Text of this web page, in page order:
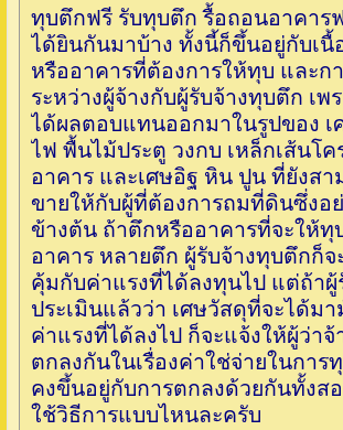
ทุบตึกฟรี รับทุบตึก รื้อถอนอาคาร
ได้ยินกันมาบ้าง ทั้งนี้ก็ขึ้นอยู่กับเนื้
หรืออาคารที่ต้องการให้ทุบ และก
ระหว่างผู้จ้างกับผู้รับจ้างทุบตึก เพ
ได้ผลตอบแทนออกมาในรูปของ เ
ไฟ พื้นไม้ประตู วงกบ เหล็กเส้นโค
อาคาร และเศษอิฐ หิน ปูน ที่ยังสา
ขายให้กับผู้ที่ต้องการถมที่ดินซึ่งอ
ข้างต้น ถ้าตึกหรืออาคารที่จะให้
อาคาร หลายตึก ผู้รับจ้างทุบตึกก็จ
คุ้มกับค่าแรงที่ได้ลงทุนไป แต่ถ้า
ประเมินแล้วว่า เศษวัสดุที่จะได้ม
ค่าแรงที่ได้ลงไป ก็จะแจ้งให้ผู้ว่าจ้
ตกลงกันในเรื่องค่าใช่จ่ายในการ
คงขึ้นอยู่กับการตกลงด้วยกันทั้งสอ
ใช้วิธีการแบบไหนละครับ